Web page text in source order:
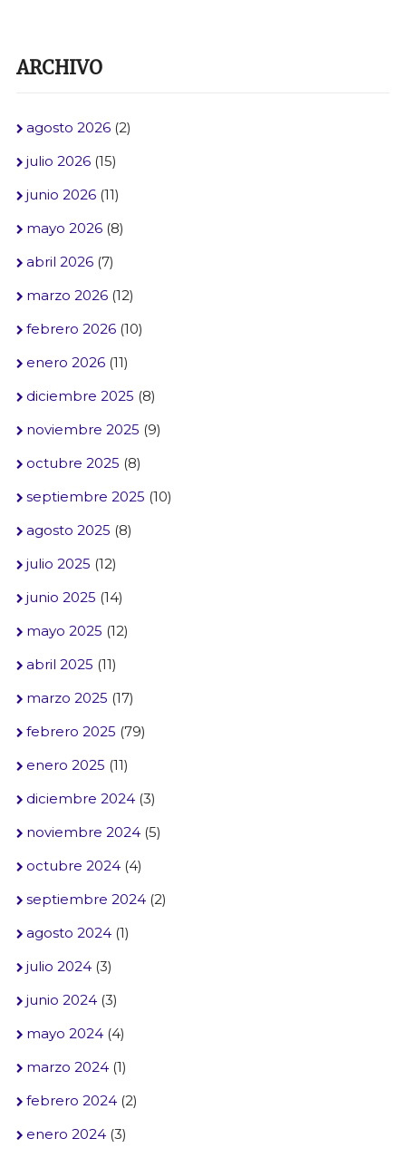
ARCHIVO
agosto 2026(2)
julio 2026(15)
junio 2026(11)
mayo 2026(8)
abril 2026(7)
marzo 2026(12)
febrero 2026(10)
enero 2026(11)
diciembre 2025 (8)
noviembre 2025 (9)
octubre 2025 (8)
septiembre 2025 (10)
agosto 2025 (8)
julio 2025 (12)
junio 2025 (14)
mayo 2025 (12)
abril 2025 (11)
marzo 2025 (17)
febrero 2025 (79)
enero 2025 (11)
diciembre 2024(3)
noviembre 2024(5)
octubre 2024(4)
septiembre 2024(2)
agosto 2024(1)
julio 2024(3)
junio 2024(3)
mayo 2024(4)
marzo 2024(1)
febrero 2024(2)
enero 2024(3)